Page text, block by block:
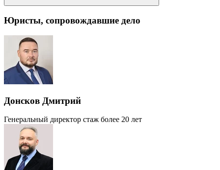
Юристы, сопровождавшие дело
Донсков Дмитрий
Генеральный директор стаж более 20 лет